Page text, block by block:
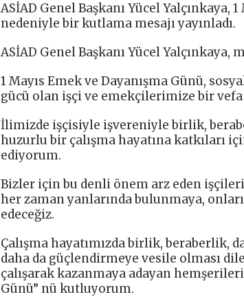
ASİAD Genel Başkanı Yücel Yalçınkaya,
nedeniyle bir kutlama mesajı yayınladı.
ASİAD Genel Başkanı Yücel Yalçınkaya,
1 Mayıs Emek ve Dayanışma Günü,
gücü olan işçi ve emekçilerimize bir
İlimizde işçisiyle işvereniyle birlik,
huzurlu bir çalışma hayatına katkıları
ediyorum.
Bizler için bu denli önem arz eden
her zaman yanlarında bulunmaya,
edeceğiz.
Çalışma hayatımızda birlik, beraberlik,
daha da güçlendirmeye vesile olması
çalışarak kazanmaya adayan
Günü” nü kutluyorum.